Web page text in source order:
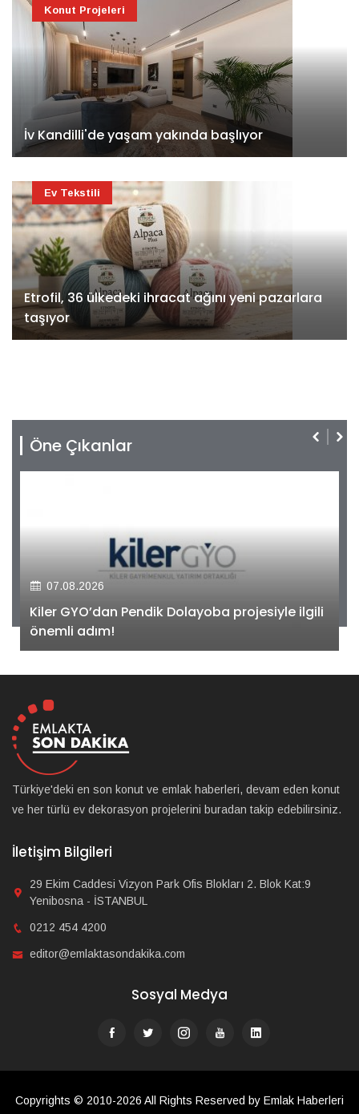
İv Kandilli'de yaşam yakında başlıyor
Konut Projeleri
Etrofil, 36 ülkedeki ihracat ağını yeni pazarlara
taşıyor
Ev Tekstili
Öne Çıkanlar
07.08.2026
Kiler GYO’dan Pendik Dolayoba projesiyle ilgili
önemli adım!
Türkiye'deki en son konut ve emlak haberleri, devam eden konut
ve her türlü ev dekorasyon projelerini buradan takip edebilirsiniz.
İletişim Bilgileri
29 Ekim Caddesi Vizyon Park Ofis Blokları 2. Blok Kat:9
Yenibosna - İSTANBUL
0212 454 4200
editor@emlaktasondakika.com
Sosyal Medya
Copyrights © 2010-2026 All Rights Reserved by Emlak Haberleri